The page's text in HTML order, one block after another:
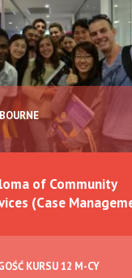
of Community
(Case
KURSU 12 M-CY